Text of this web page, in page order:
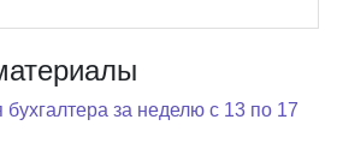
за неделю с 13 по 17